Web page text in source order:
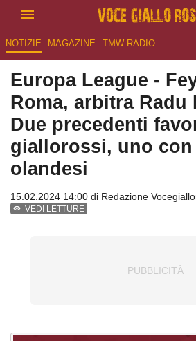
NOTIZIE MAGAZINE TMW RADIO
Europa League -
Roma, arbitra Radu
Due precedenti
giallorossi, uno
olandesi
15.02.2024 14:00 di Redazione
VEDI LETTURE